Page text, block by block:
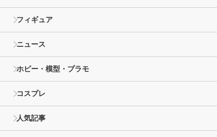
フィギュア
ニュース
ホビー・模型・プラモ
コスプレ
人気記事